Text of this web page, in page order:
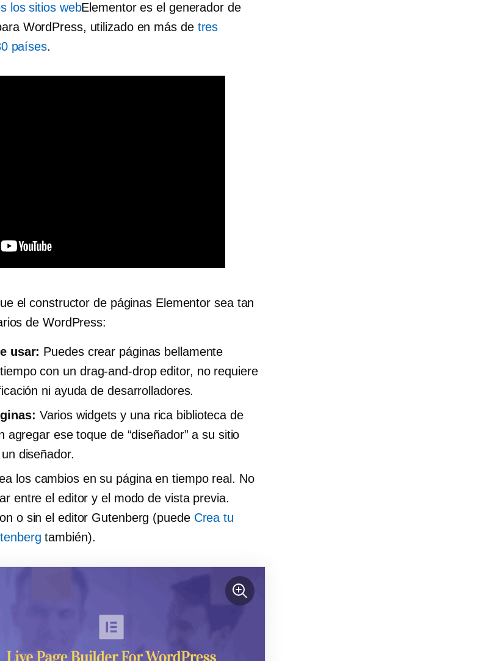
los sitios webElementor es el generador de
WordPress, utilizado en más de tres
países.
el constructor de páginas Elementor sea tan
de WordPress:
usar: Puedes crear páginas bellamente
con un drag-and-dropeditor, no requiere
ni ayuda de desarrolladores.
Varios widgets y una rica biblioteca de
agregar ese toque de “diseñador” a su sitio
diseñador.
los cambios en su página en tiempo real. No
entre el editor y el modo de vista previa.
o sin el editor Gutenberg (puede Crea tu
también).